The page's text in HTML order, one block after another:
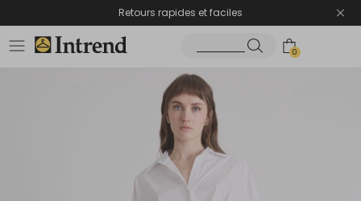
Retours rapides et faciles
0